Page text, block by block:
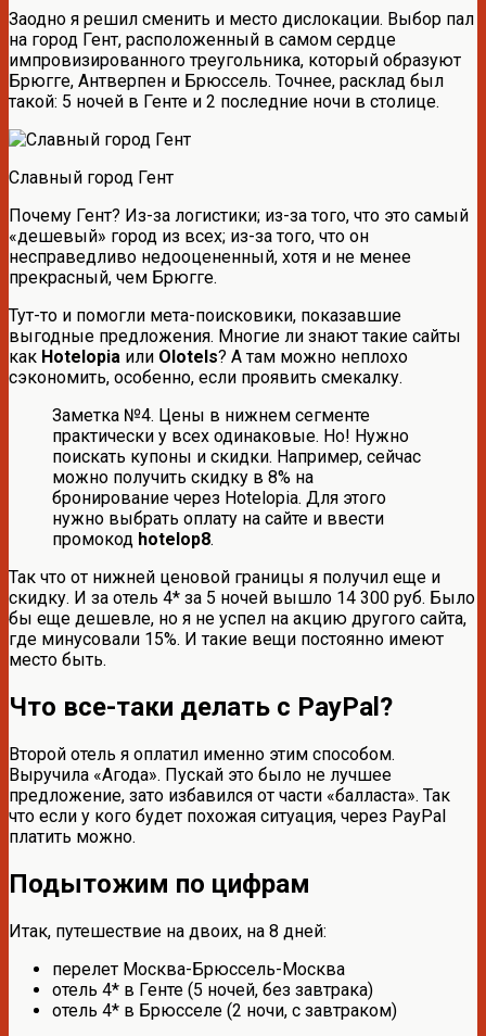
Заодно я решил сменить и место дислокации. Выбор пал
на город Гент, расположенный в самом сердце
импровизированного треугольника, который образуют
Брюгге, Антверпен и Брюссель. Точнее, расклад был
такой: 5 ночей в Генте и 2 последние ночи в столице.
Славный город Гент
Почему Гент? Из-за логистики; из-за того, что это самый
«дешевый» город из всех; из-за того, что он
несправедливо недооцененный, хотя и не менее
прекрасный, чем Брюгге.
Тут-то и помогли мета-поисковики, показавшие
выгодные предложения. Многие ли знают такие сайты
как Hotelopia или Olotels? А там можно неплохо
сэкономить, особенно, если проявить смекалку.
Заметка №4. Цены в нижнем сегменте
практически у всех одинаковые. Но! Нужно
поискать купоны и скидки. Например, сейчас
можно получить скидку в 8% на
бронирование через Hotelopia. Для этого
нужно выбрать оплату на сайте и ввести
промокод hotelop8.
Так что от нижней ценовой границы я получил еще и
скидку. И за отель 4* за 5 ночей вышло 14 300 руб. Было
бы еще дешевле, но я не успел на акцию другого сайта,
где минусовали 15%. И такие вещи постоянно имеют
место быть.
Что все-таки делать с PayPal?
Второй отель я оплатил именно этим способом.
Выручила «Агода». Пускай это было не лучшее
предложение, зато избавился от части «балласта». Так
что если у кого будет похожая ситуация, через PayPal
платить можно.
Подытожим по цифрам
Итак, путешествие на двоих, на 8 дней:
перелет Москва-Брюссель-Москва
отель 4* в Генте (5 ночей, без завтрака)
отель 4* в Брюсселе (2 ночи, с завтраком)